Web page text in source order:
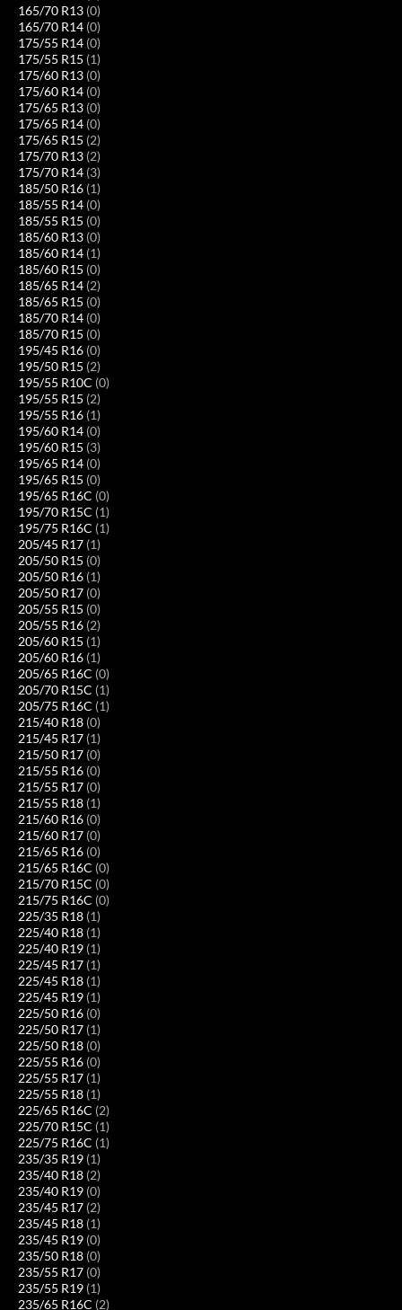
165/70 R13 (0)
165/70 R14 (0)
175/55 R14 (0)
175/55 R15 (1)
175/60 R13 (0)
175/60 R14 (0)
175/65 R13 (0)
175/65 R14 (0)
175/65 R15 (2)
175/70 R13 (2)
175/70 R14 (3)
185/50 R16 (1)
185/55 R14 (0)
185/55 R15 (0)
185/60 R13 (0)
185/60 R14 (1)
185/60 R15 (0)
185/65 R14 (2)
185/65 R15 (0)
185/70 R14 (0)
185/70 R15 (0)
195/45 R16 (0)
195/50 R15 (2)
195/55 R10C (0)
195/55 R15 (2)
195/55 R16 (1)
195/60 R14 (0)
195/60 R15 (3)
195/65 R14 (0)
195/65 R15 (0)
195/65 R16C (0)
195/70 R15C (1)
195/75 R16C (1)
205/45 R17 (1)
205/50 R15 (0)
205/50 R16 (1)
205/50 R17 (0)
205/55 R15 (0)
205/55 R16 (2)
205/60 R15 (1)
205/60 R16 (1)
205/65 R16C (0)
205/70 R15C (1)
205/75 R16C (1)
215/40 R18 (0)
215/45 R17 (1)
215/50 R17 (0)
215/55 R16 (0)
215/55 R17 (0)
215/55 R18 (1)
215/60 R16 (0)
215/60 R17 (0)
215/65 R16 (0)
215/65 R16C (0)
215/70 R15C (0)
215/75 R16C (0)
225/35 R18 (1)
225/40 R18 (1)
225/40 R19 (1)
225/45 R17 (1)
225/45 R18 (1)
225/45 R19 (1)
225/50 R16 (0)
225/50 R17 (1)
225/50 R18 (0)
225/55 R16 (0)
225/55 R17 (1)
225/55 R18 (1)
225/65 R16C (2)
225/70 R15C (1)
225/75 R16C (1)
235/35 R19 (1)
235/40 R18 (2)
235/40 R19 (0)
235/45 R17 (2)
235/45 R18 (1)
235/45 R19 (0)
235/50 R18 (0)
235/55 R17 (0)
235/55 R19 (1)
235/65 R16C (2)